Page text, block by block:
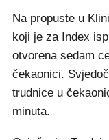
Na propuste u
koji je za Index
otvorena sedam
čekaonici.
trudnice u
minuta.